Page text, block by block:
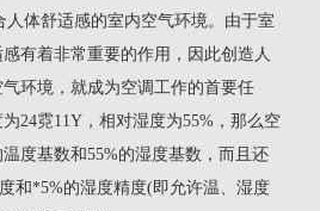
体舒适感的室内空气环境。由于室
有着非常重要的作用，因此创造人
环境，就成为空调工作的首要任
24霓11Y，相对湿度为55%，那么空
度基数和55%的湿度基数，而且还
和*5%的湿度精度(即允许温、湿度